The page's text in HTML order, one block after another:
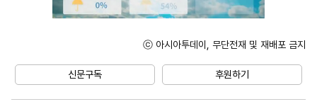
ⓒ 아시아투데이, 무단전재 및 재배포 금지
신문구독 후원하기